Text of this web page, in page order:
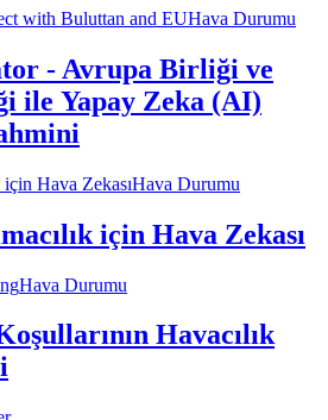
Hava Durumu
- Avrupa Birliği ve
ile Yapay Zeka (AI)
Hava Durumu
için Hava Zekası
Hava Durumu
Havacılık